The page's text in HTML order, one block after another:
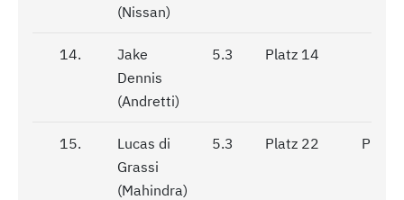
(Nissan)
14.
Jake
Dennis
(Andretti)
5.3 Platz 14
15.
Lucas di
Grassi
(Mahindra)
5.3 Platz 22 Platz
14.
15.